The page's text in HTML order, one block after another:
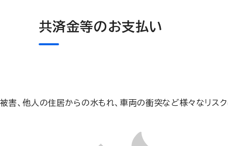
共済金等のお支払い
害、他人の住居からの水もれ、車両の衝突など様々なリスク